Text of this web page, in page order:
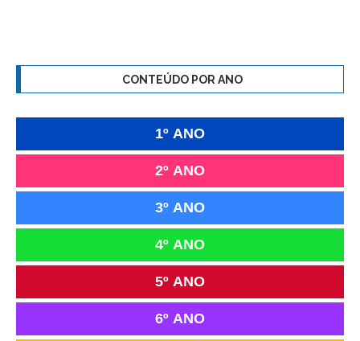
CONTEÚDO POR ANO
1º ANO
2º ANO
3º ANO
4º ANO
5º ANO
6º ANO